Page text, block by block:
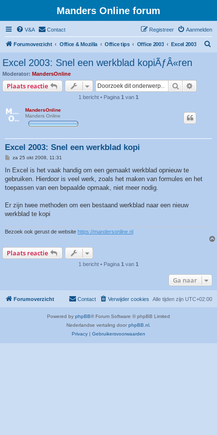
Manders Online forum
V&A Contact Aanmelden
Registreer
Forumoverzicht Office & Mozilla Office tips Office 2003 Excel 2003
Excel 2003: Snel een werkblad kopiÃƒÂ«ren
Moderator: MandersOnline
Plaats reactie Zoek
1 bericht • Pagina 1 van 1
MandersOnline
Manders Online
Excel 2003: Snel een werkblad kopi
B
c
h
za 25 okt 2008, 11:31
In Excel is het vaak handig om een gemaakt werkblad opnieuw te
gebruiken. Hierdoor is veel werk, zoals het maken van formules en het
toepassen van een bepaalde opmaak, niet meer nodig.
Er zijn twee methoden om een bestaand werkblad naar een nieuw
werkblad te kopi
Bezoek ook gerust de website https://mandersonline.nl
Plaats reactie
1 bericht • Pagina 1 van 1
Ga naar
Forumoverzicht Alle tijden zijn UTC+02:00
Verwijder cookies
Contact
Powered by phpBB® Forum Software © phpBB Limited
Nederlandse vertaling door phpBB.nl.
Privacy | Gebruikersvoorwaarden